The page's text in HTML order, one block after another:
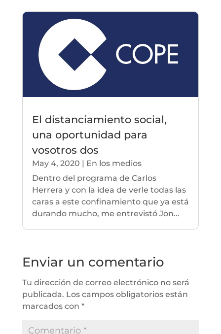
El distanciamiento social,
una oportunidad para
vosotros dos
May 4, 2020
En los medios
Dentro del programa de Carlos
Herrera y con la idea de verle todas las
caras a este confinamiento que ya está
durando mucho, me entrevistó Jon...
Enviar un comentario
Tu dirección de correo electrónico no será
publicada. Los campos obligatorios están
marcados con *